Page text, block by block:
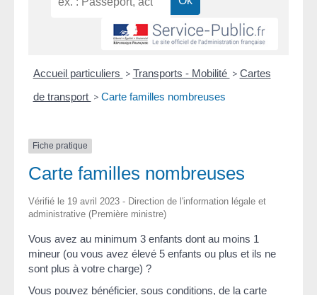
Accueil particuliers > Transports - Mobilité > Cartes
de transport > Carte familles nombreuses
Fiche pratique
Carte familles nombreuses
Vérifié le 19 avril 2023 - Direction de l'information légale et
administrative (Première ministre)
Vous avez au minimum 3 enfants dont au moins 1
mineur (ou vous avez élevé 5 enfants ou plus et ils ne
sont plus à votre charge) ?
Vous pouvez bénéficier, sous conditions, de la carte